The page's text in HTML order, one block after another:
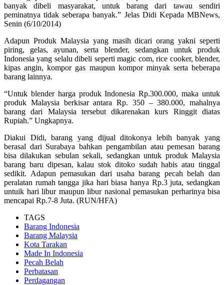
banyak dibeli masyarakat, untuk barang dari tawau sendiri
peminatnya tidak seberapa banyak.” Jelas Didi Kepada MBNews,
Senin (6/10/2014)
Adapun Produk Malaysia yang masih dicari orang yakni seperti
piring, gelas, ayunan, serta blender, sedangkan untuk produk
Indonesia yang selalu dibeli seperti magic com, rice cooker, blender,
kipas angin, kompor gas maupun kompor minyak serta beberapa
barang lainnya.
“Untuk blender harga produk Indonesia Rp.300.000, maka untuk
produk Malaysia berkisar antara Rp. 350 – 380.000, mahalnya
barang dari Malaysia tersebut dikarenakan kurs Ringgit diatas
Rupiah.” Ungkapnya.
Diakui Didi, barang yang dijual ditokonya lebih banyak yang
berasal dari Surabaya bahkan pengambilan atau pemesan barang
bisa dilakukan sebulan sekali, sedangkan untuk produk Malaysia
barang baru dipesan, kalau stok ditoko sudah habis atau tinggal
sedikit. Adapun pemasukan dari usaha barang pecah belah dan
peralatan rumah tangga jika hari biasa hanya Rp.3 juta, sedangkan
untuik hari libur maupun libur nasional pemasukan perharinya bisa
mencapai Rp.7-8 Juta. (RUN/HFA)
TAGS
Barang Indonesia
Barang Malaysia
Kota Tarakan
Made In Indonesia
Pecah Belah
Perbatasan
Perdagangan